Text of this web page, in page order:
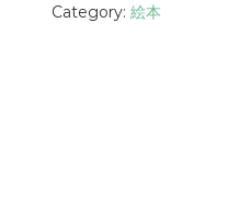
た
Category: 絵本